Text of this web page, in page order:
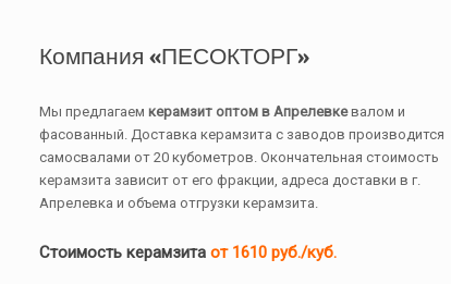
Компания «ПЕСОКТОРГ»
Мы предлагаем керамзит оптом в Апрелевкевалом и
фасованный. Доставка керамзита с заводов производится
самосвалами от 20 кубометров. Окончательная стоимость
керамзита зависит от его фракции, адреса доставки в г.
Апрелевка и объема отгрузки керамзита.
Стоимость керамзита от 1610 руб./куб.